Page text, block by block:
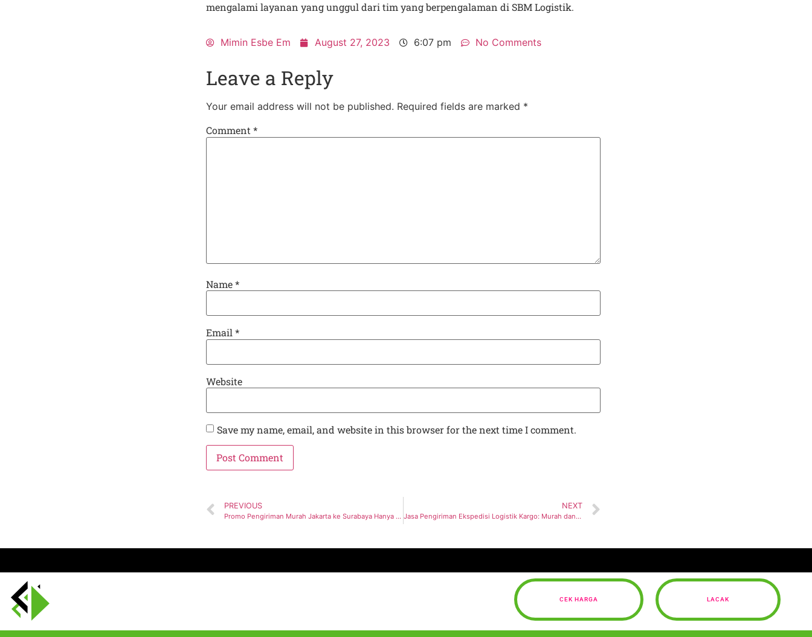
mengalami layanan yang unggul dari tim yang berpengalaman di SBM Logistik.
Mimin Esbe Em August 27, 2023 6:07 pm No Comments
Leave a Reply
Your email address will not be published. Required fields are marked *
Comment*
Name*
Email*
Website
Save my name, email, and website in this browser for the next time I comment.
PREVIOUS
Promo Pengiriman Murah Jakarta ke Surabaya Hanya Rp 2500/Kg: Solusi Efisien untuk Logistik Anda
NEXT
Jasa Pengiriman Ekspedisi Logistik Kargo: Murah dan Terpercaya untuk Sukses Bisnis Anda
CEK HARGA LACAK